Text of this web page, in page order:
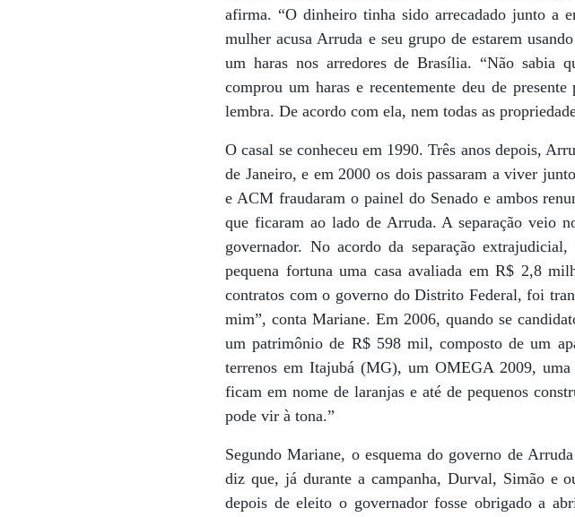
afirma. “O dinheiro tinha sido arrecadado junto a
mulher acusa Arruda e seu grupo de estarem
um haras nos arredores de Brasília. “Não sabia
comprou um haras e recentemente deu de
lembra. De acordo com ela, nem todas as
O casal se conheceu em 1990. Três anos depois,
de Janeiro, e em 2000 os dois passaram a viver
e ACM fraudaram o painel do Senado e ambos
que ficaram ao lado de Arruda. A separação veio
governador. No acordo da separação
pequena fortuna uma casa avaliada em R$ 2,8
contratos com o governo do Distrito Federal, foi
mim”, conta Mariane. Em 2006, quando se
um patrimônio de R$ 598 mil, composto de um
terrenos em Itajubá (MG), um OMEGA 2009,
ficam em nome de laranjas e até de pequenos
pode vir à tona.”
Segundo Mariane, o esquema do governo de
diz que, já durante a campanha, Durval, Simão e
depois de eleito o governador fosse obrigado a